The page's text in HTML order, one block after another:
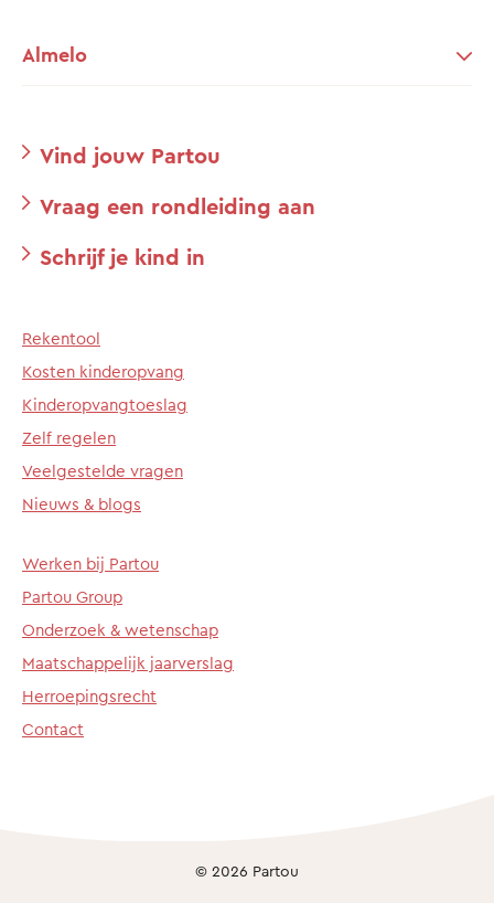
Almelo
Vind jouw Partou
Vraag een rondleiding aan
Schrijf je kind in
Rekentool
Kosten kinderopvang
Kinderopvangtoeslag
Zelf regelen
Veelgestelde vragen
Nieuws & blogs
Werken bij Partou
Partou Group
Onderzoek & wetenschap
Maatschappelijk jaarverslag
Herroepingsrecht
Contact
© 2026 Partou